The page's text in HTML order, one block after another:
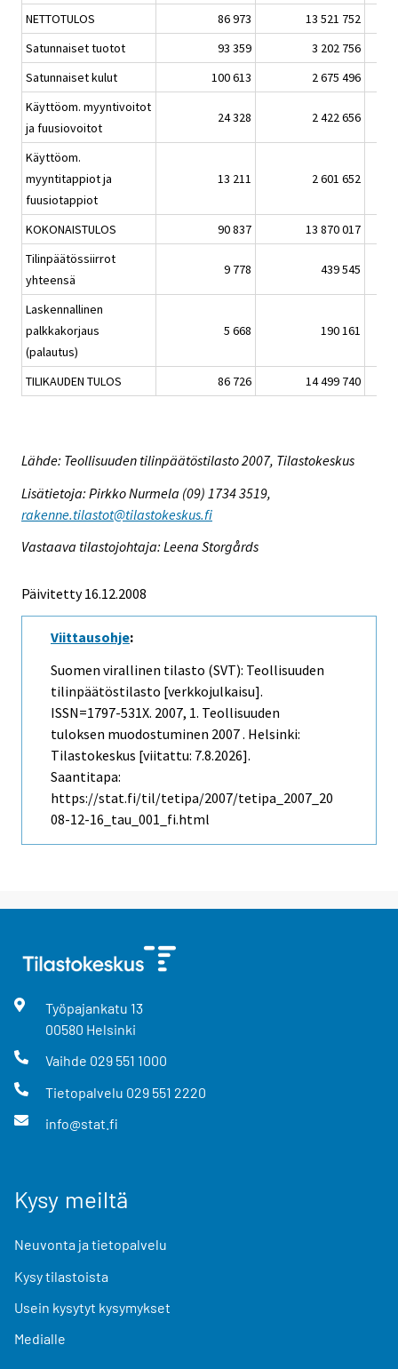
NETTOTULOS 86 973
13 521 752
Satunnaiset tuotot
93 359
3 202 756
Satunnaiset kulut
100 613
2 675 496
Käyttöom. myyntivoitot
ja fuusiovoitot
24 328 2 422 656
Käyttöom.
myyntitappiot ja
fuusiotappiot
13 211 2 601 652
KOKONAISTULOS 90 837
13 870 017
Tilinpäätössiirrot
yhteensä
9 778 439 545
Laskennallinen
palkkakorjaus
(palautus)
5 668 190 161
TILIKAUDEN TULOS 86 726 14 499 740
Lähde: Teollisuuden tilinpäätöstilasto 2007, Tilastokeskus
Lisätietoja: Pirkko Nurmela (09) 1734 3519,
rakenne.tilastot@tilastokeskus.fi
Vastaava tilastojohtaja: Leena Storgårds
Päivitetty 16.12.2008
Viittausohje:
Suomen virallinen tilasto (SVT): Teollisuuden
tilinpäätöstilasto [verkkojulkaisu].
ISSN=1797-531X. 2007, 1. Teollisuuden
tuloksen muodostuminen 2007 . Helsinki:
Tilastokeskus [viitattu: 7.8.2026].
Saantitapa:
https://stat.fi/til/tetipa/2007/tetipa_2007_20
08-12-16_tau_001_fi.html
Työpajankatu 13
00580 Helsinki
Vaihde 029 551 1000
Tietopalvelu 029 551 2220
info@stat.fi
Kysy meiltä
Neuvonta ja tietopalvelu
Kysy tilastoista
Usein kysytyt kysymykset
Medialle